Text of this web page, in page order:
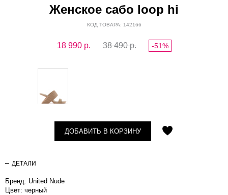
Женское сабо loop hi
КОД ТОВАРА: 142166
18 990р. 38 490 р. -51%
ДОБАВИТЬ В КОРЗИНУ
ДЕТАЛИ
Бренд: United Nude
Цвет: черный